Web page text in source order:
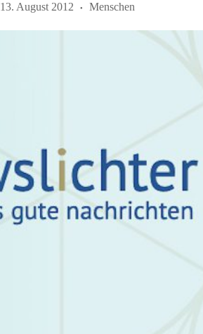
13. August 2012 Menschen